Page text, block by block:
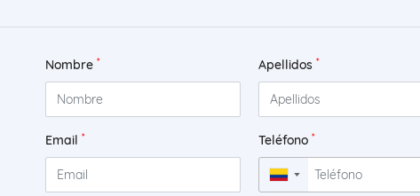
Nombre * Apellidos *
Email * Teléfono *
▼